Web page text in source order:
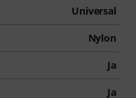
Universal
Nylon
Ja
Ja